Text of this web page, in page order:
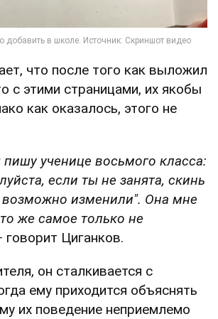
что после того как выложил
с этими страницами, их якобы
как оказалось, этого не
пишу ученице восьмого класса:
если ты не занята, скинь
возможно изменили". Она мне
же самое только не
говорит Циганков.
он сталкивается с
ему приходится объяснять
их поведение неприемлемо